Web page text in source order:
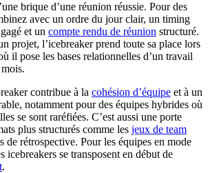
brique d’une réunion réussie. Pour des
avec un ordre du jour clair, un timing
et un compte rendu de réunion structuré.
projet, l’icebreaker prend toute sa place lors
il pose les bases relationnelles d’un travail
contribue à la cohésion d’équipe et à un
notamment pour des équipes hybrides où
se sont raréfiées. C’est aussi une porte
plus structurés comme les jeux de team
de rétrospective. Pour les équipes en mode
icebreakers se transposent en début de
.